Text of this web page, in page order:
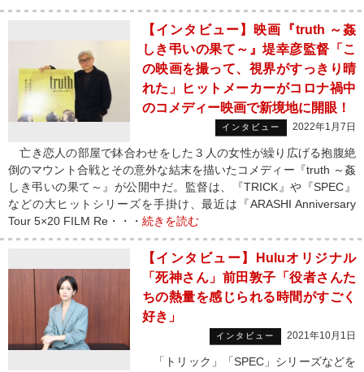
【インタビュー】映画『truth ～姦
しき弔いの果て～』堤幸彦監督「こ
の映画を撮って、視界がすっきり晴
れた」ヒットメーカーがコロナ禍中
のコメディー映画で新境地に開眼！
インタビュー 2022年1月7日
亡き恋人の部屋で鉢合わせをした３人の女性が繰り広げる抱腹絶
倒のマウント合戦とその意外な結末を描いたコメディー『truth ～姦
しき弔いの果て～』が公開中だ。監督は、『TRICK』や『SPEC』
などの大ヒットシリーズを手掛け、最近は『ARASHI Anniversary
Tour 5×20 FILM Re・・・ 続きを読む
【インタビュー】Huluオリジナル
「死神さん」前田敦子「役者さんた
ちの熱量を感じられる時間がすごく
好き」
インタビュー 2021年10月1日
「トリック」「SPEC」シリーズなどを